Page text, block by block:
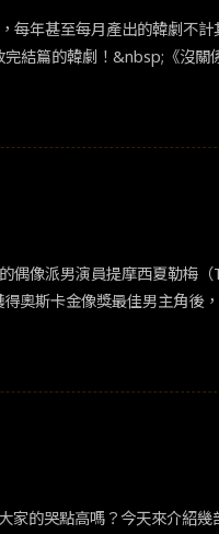
最後一線希望，就此展開這
名骨董級的凸搥特派員不但
完成任務！&nbsp;《怪獸與
緊張的劇情線，最有趣的地
每年甚至每月產出的韓劇不
結篇的韓劇！&nbsp;《沒關
人對童年創傷產生陰影，也
的負累有多沉重，但如果我們
透過各個角色間的小故事，理
則給受刑人的廣播，不只是
其自然，雖然結局有小缺憾
媽冬柏帶著兒子遠離大城市，
偶像派男演員提摩西夏勒梅
奧斯卡金像獎最佳男主角後
深深擄獲粉絲們的心呀！ 那
家的哭點高嗎？今天來介紹幾